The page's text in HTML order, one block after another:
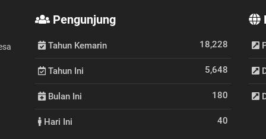
Pengunjung
Tahun Kemarin 18,228
Tahun Ini 5,648
Bulan Ini 180
Hari Ini 40